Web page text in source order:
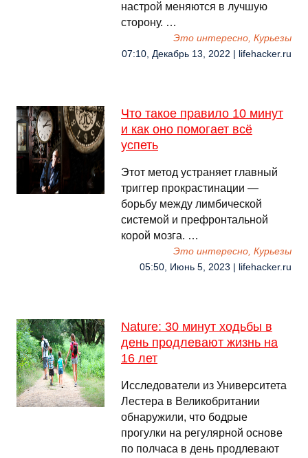
настрой меняются в лучшую
сторону. …
Это интересно, Курьезы
07:10, Декабрь 13, 2022 | lifehacker.ru
Что такое правило 10 минут
и как оно помогает всё
успеть
Этот метод устраняет главный
триггер прокрастинации —
борьбу между лимбической
системой и префронтальной
корой мозга. …
Это интересно, Курьезы
05:50, Июнь 5, 2023 | lifehacker.ru
Nature: 30 минут ходьбы в
день продлевают жизнь на
16 лет
Исследователи из Университета
Лестера в Великобритании
обнаружили, что бодрые
прогулки на регулярной основе
по полчаса в день продлевают